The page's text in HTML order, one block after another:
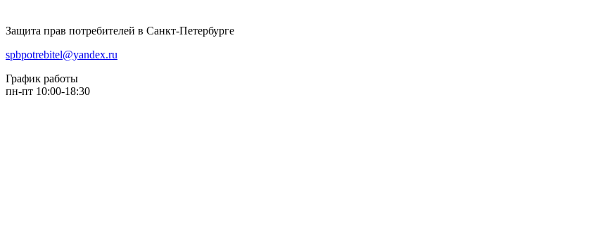
Защита прав потребителей в Санкт-Петербурге
spbpotrebitel@yandex.ru
График работы
пн-пт 10:00-18:30